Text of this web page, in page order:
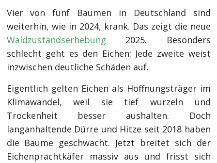
Vier von fünf Bäumen in Deutschland sind
weiterhin, wie in 2024, krank. Das zeigt die neue
Waldzustandserhebung 2025. Besonders
schlecht geht es den Eichen: Jede zweite weist
inzwischen deutliche Schäden auf.
Eigentlich gelten Eichen als Hoffnungsträger im
Klimawandel, weil sie tief wurzeln und
Trockenheit besser aushalten. Doch
langanhaltende Dürre und Hitze seit 2018 haben
die Bäume geschwächt. Jetzt breitet sich der
Eichenprachtkäfer massiv aus und frisst sich